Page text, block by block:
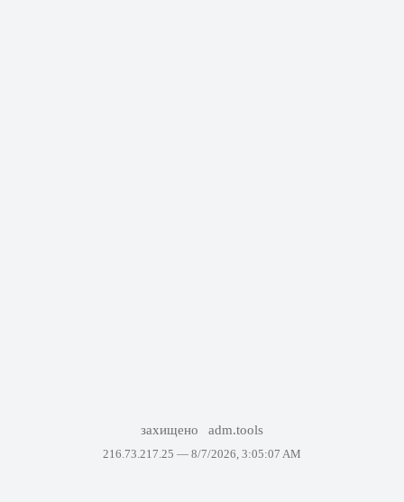
захищено adm.tools
216.73.217.25 — 8/7/2026, 3:05:07 AM